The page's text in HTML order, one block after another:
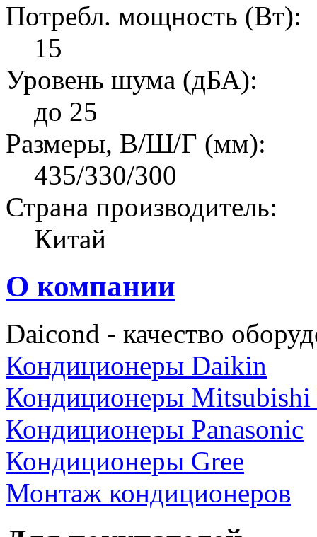
Потребл. мощность (Вт):
15
Уровень шума (дБА):
до 25
Размеры, В/Ш/Г (мм):
435/330/300
Страна производитель:
Китай
О компании
Daicond - качество
Кондиционеры Daikin
Кондиционеры Mitsubishi
Кондиционеры Panasonic
Кондиционеры Gree
Монтаж кондиционеров